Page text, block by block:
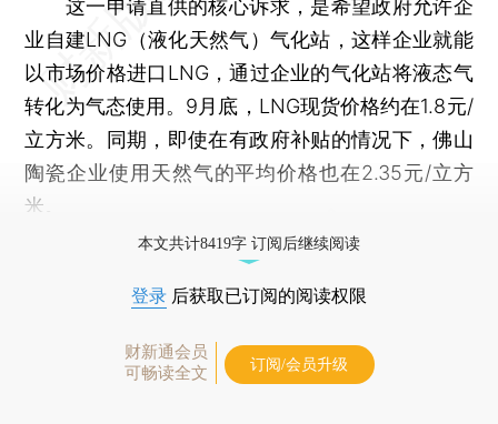
这一申请直供的核心诉求，是希望政府允许企
业自建LNG（液化天然气）气化站，这样企业就能
以市场价格进口LNG，通过企业的气化站将液态气
转化为气态使用。9月底，LNG现货价格约在1.8元/
立方米。同期，即使在有政府补贴的情况下，佛山
陶瓷企业使用天然气的平均价格也在2.35元/立方
米。
本文共计8419字 订阅后继续阅读
登录 后获取已订阅的阅读权限
财新通会员
可畅读全文
订阅/会员升级